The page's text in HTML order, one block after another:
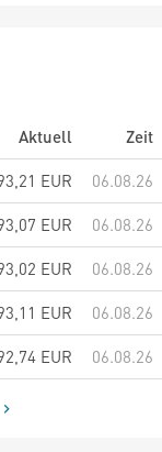
Aktuell
Zeit
EUR
06.08.26
EUR
06.08.26
EUR
06.08.26
EUR
06.08.26
EUR 06.08.26